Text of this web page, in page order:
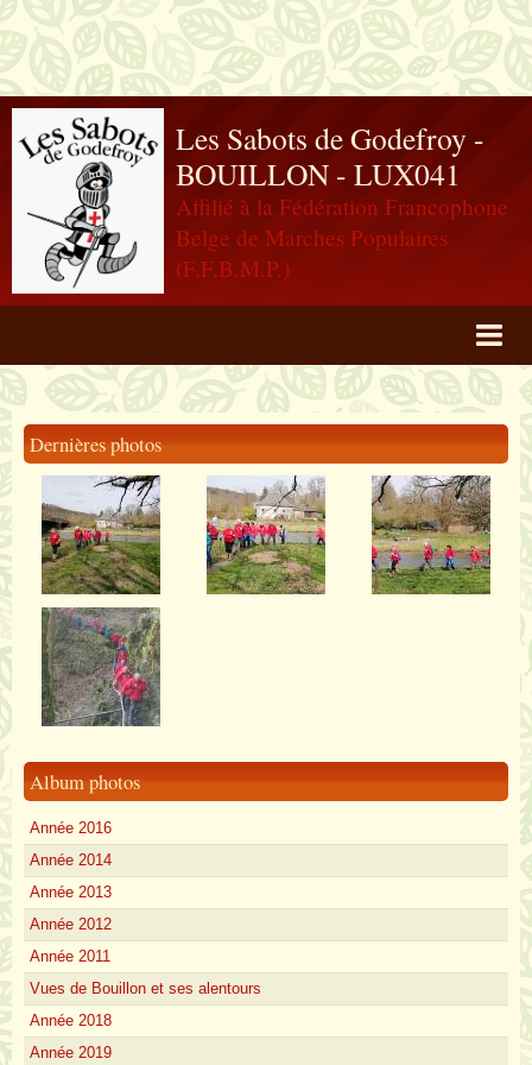
Les Sabots de Godefroy -
BOUILLON - LUX041
Affilié à la Fédération Francophone
Belge de Marches Populaires
(F.F.B.M.P.)
Agenda
Dernières photos
Album photos
Année 2016
Année 2014
Année 2013
Année 2012
Année 2011
Vues de Bouillon et ses alentours
Année 2018
Année 2019